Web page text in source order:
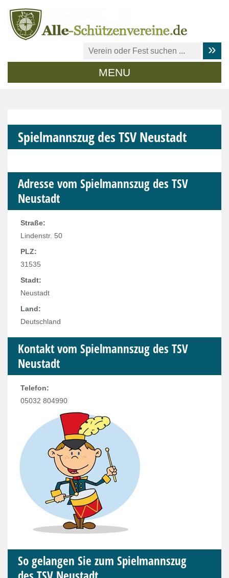
MENU
Spielmannszug des TSV Neustadt
Adresse vom Spielmannszug des TSV
Neustadt
Straße:
Lindenstr. 50
PLZ:
31535
Stadt:
Neustadt
Land:
Deutschland
Kontakt vom Spielmannszug des TSV
Neustadt
Telefon:
05032 804990
So gelangen Sie zum Spielmannszug